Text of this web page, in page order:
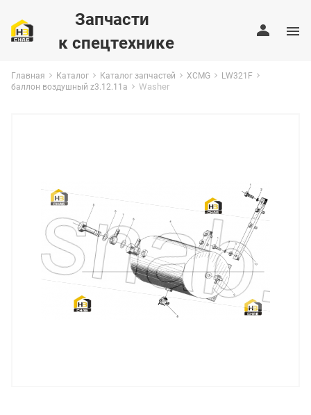
Запчасти
к спецтехнике
Главная Каталог Каталог запчастей XCMG
LW321F
баллон воздушный z3.12.11a
Washer